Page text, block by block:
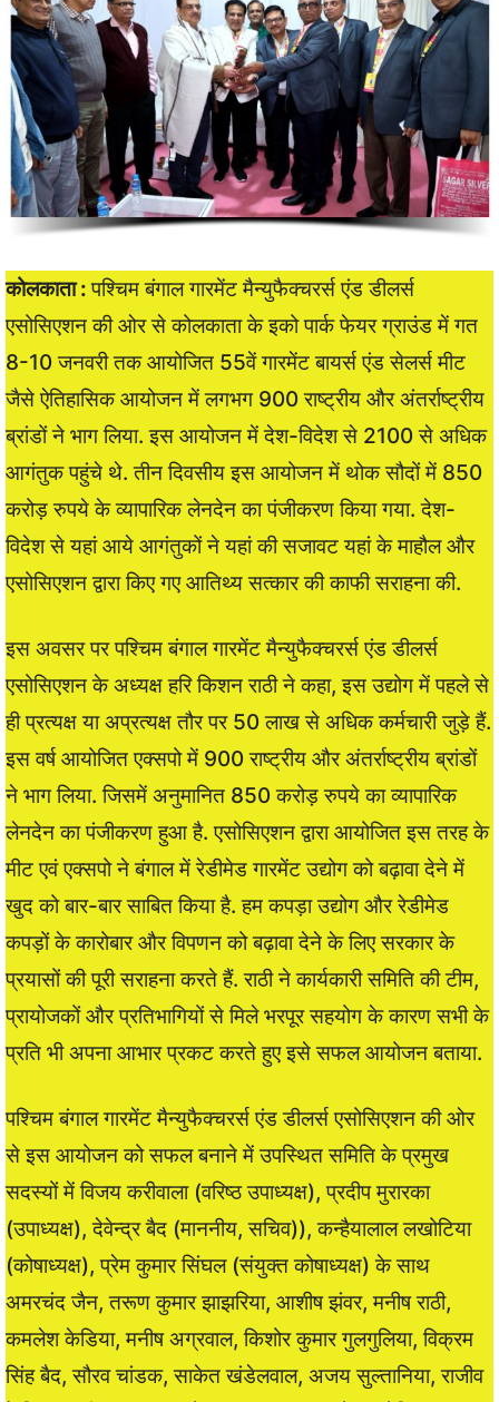
कोलकाता :पश्चिम बंगाल गारमेंट मैन्युफैक्चरर्स एंड डीलर्स
एसोसिएशन की ओर से कोलकाता के इको पार्क फेयर ग्राउंड में गत
8-10 जनवरी तक आयोजित 55वें गारमेंट बायर्स एंड सेलर्स मीट
जैसे ऐतिहासिक आयोजन में लगभग 900 राष्ट्रीय और अंतर्राष्ट्रीय
ब्रांडों ने भाग लिया. इस आयोजन में देश-विदेश से 2100 से अधिक
आगंतुक पहुंचे थे. तीन दिवसीय इस आयोजन में थोक सौदों में 850
करोड़ रुपये के व्यापारिक लेनदेन का पंजीकरण किया गया. देश-
विदेश से यहां आये आगंतुकों ने यहां की सजावट यहां के माहौल और
एसोसिएशन द्वारा किए गए आतिथ्य सत्कार की काफी सराहना की.
इस अवसर पर पश्चिम बंगाल गारमेंट मैन्युफैक्चरर्स एंड डीलर्स
एसोसिएशन के अध्यक्ष हरि किशन राठी ने कहा, इस उद्योग में पहले से
ही प्रत्यक्ष या अप्रत्यक्ष तौर पर 50 लाख से अधिक कर्मचारी जुड़े हैं.
इस वर्ष आयोजित एक्सपो में 900 राष्ट्रीय और अंतर्राष्ट्रीय ब्रांडों
ने भाग लिया. जिसमें अनुमानित 850 करोड़ रुपये का व्यापारिक
लेनदेन का पंजीकरण हुआ है. एसोसिएशन द्वारा आयोजित इस तरह के
मीट एवं एक्सपो ने बंगाल में रेडीमेड गारमेंट उद्योग को बढ़ावा देने में
खुद को बार-बार साबित किया है. हम कपड़ा उद्योग और रेडीमेड
कपड़ों के कारोबार और विपणन को बढ़ावा देने के लिए सरकार के
प्रयासों की पूरी सराहना करते हैं. राठी ने कार्यकारी समिति की टीम,
प्रायोजकों और प्रतिभागियों से मिले भरपूर सहयोग के कारण सभी के
प्रति भी अपना आभार प्रकट करते हुए इसे सफल आयोजन बताया.
पश्चिम बंगाल गारमेंट मैन्युफैक्चरर्स एंड डीलर्स एसोसिएशन की ओर
से इस आयोजन को सफल बनाने में उपस्थित समिति के प्रमुख
सदस्यों में विजय करीवाला (वरिष्ठ उपाध्यक्ष), प्रदीप मुरारका
(उपाध्यक्ष), देवेन्द्र बैद (माननीय, सचिव)), कन्हैयालाल लखोटिया
(कोषाध्यक्ष), प्रेम कुमार सिंघल (संयुक्त कोषाध्यक्ष) के साथ
अमरचंद जैन, तरूण कुमार झाझरिया, आशीष झंवर, मनीष राठी,
कमलेश केडिया, मनीष अग्रवाल, किशोर कुमार गुलगुलिया, विक्रम
सिंह बैद, सौरव चांडक, साकेत खंडेलवाल, अजय सुल्तानिया, राजीव